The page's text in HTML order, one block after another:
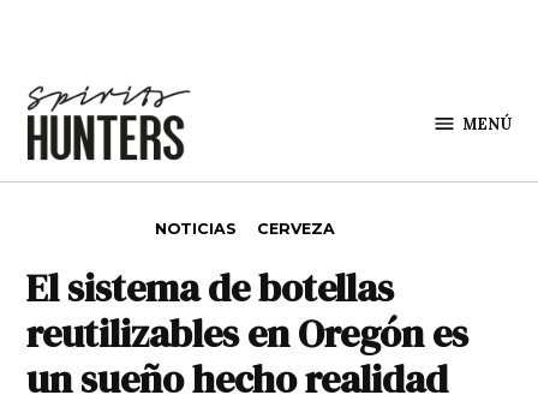
MENÚ
NOTICIAS CERVEZA
El sistema de botellas
reutilizables en Oregón es
un sueño hecho realidad